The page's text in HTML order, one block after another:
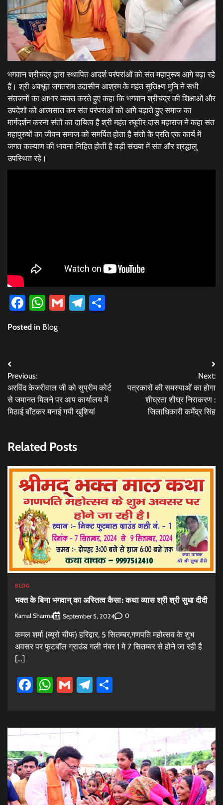
भगवान श्रीचंद्र द्वारा स्थापित आदर्श परंपरांओं को संत महापुरूष आगे बढ़ा रहे
हैं। श्री अवधूत जगतराम उदासीन आश्रम के महंत सुतिक्ष्ण मुनि ने सभी
संतजनों का आभार व्यक्त करते हुए कहा कि भगवान श्रीचंद्र की शिक्षाओं और
उपदेशों को आत्मसात कर संत परंपराओं को आगे बढ़ाते हुए समाज का
मार्गदर्शन करना संतों का दायित्व है श्री महंत रघुवीर दास महाराज ने कहा संत
महापुरुषों का जीवन समाज को समर्पित होता है संतो के प्रति एक कार्य में
जगत कल्याण की भावना निहित होती है बड़ी संख्या में संत और श्रद्धालु
उपस्थित रहे।
Facebook
WhatsApp
GmailTelegram
Posted in Blog
Post
navigation
Previous:
अरविंद केजरीवाल जी को सुप्रीम कोर्ट
से जमानत मिलने पर आप कार्यालय में
मिठाई बाँटकर मनाई गयी खुशियां
Next:
पत्रकारों की समस्याओं का होगा
शीघ्रता शीघ्र निराकरण :
जिलाधिकारी कर्मेंद्र सिंह
Related Posts
BLOG
भक्त के बिना भगवान् का अस्तित्व कैसा: कथा व्यास श्री श्री सुधा दीदी
Kamal Sharma September 5, 2024 0
कमल शर्मा (ब्यूरो चीफ) हरिद्वार, 5 सितम्बर,गणपति महोत्सव के शुभ
अवसर पर फुटबॉल ग्राउंड गली नंबर 1 मे 7 सितम्बर से होने जा रही है
[…]
Facebook
WhatsApp
GmailTelegram